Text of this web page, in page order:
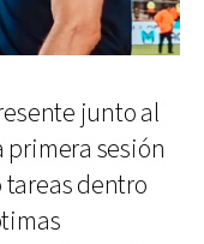
junto al
primera sesión
dentro